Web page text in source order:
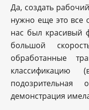
Да, создать
нужно еще это все
нас был красивый
большой
обработанные
классификацию
демонстрация